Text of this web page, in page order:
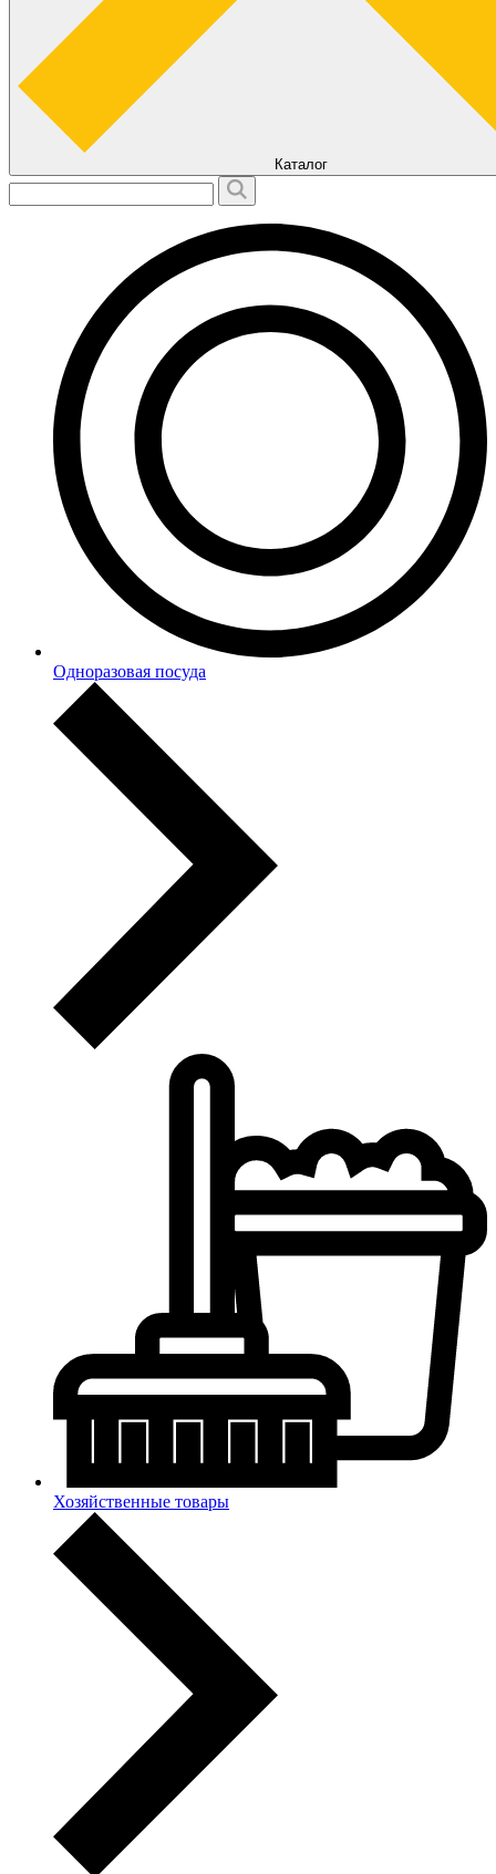
Каталог
Одноразовая посуда
Хозяйственные товары